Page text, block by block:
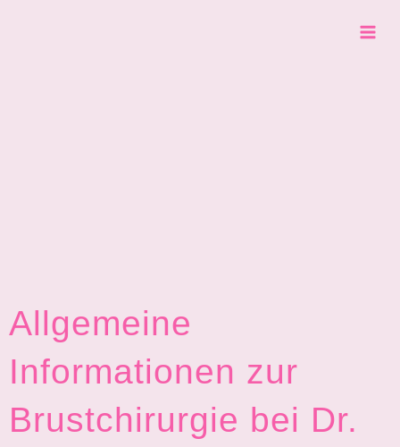
Allgemeine
Informationen zur
Brustchirurgie bei Dr.